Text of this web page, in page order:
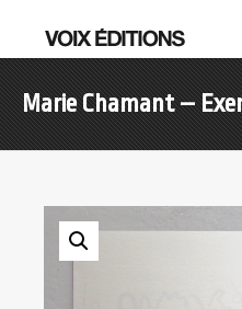
Marie Chamant –